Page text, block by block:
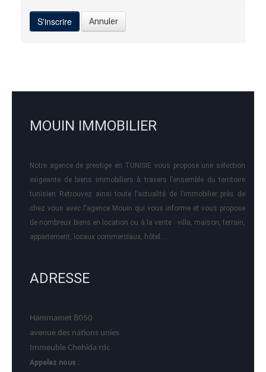
S'inscrire Annuler
MOUIN IMMOBILIER
Notre agence de prestige en TUNISIE vous propose une sélection
exigeante de biens immobiliers à travers l’ensemble du territoire
tunisien Retrouvez ainsi toute l’actualité de l’immobilier près de
chez vous avec l'agence Mouin qui vous informe et vous propose
de nombreux biens en location ou à la vente : villa, maison, terrain,
appartement, locaux commerciaux, hôtel….
ADRESSE
Hammamet 8050
avenue des nations unies
Immeuble Chehida rdc
Appelez nous :